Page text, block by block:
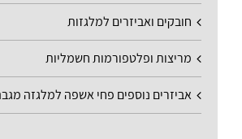
חובקים ואביזרים למלגזות
מריצות ופלטפורמות חשמליות
אביזרים נוספים פחי אשפה למלגזה